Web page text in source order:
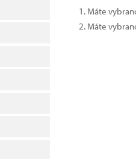
Máte
Máte